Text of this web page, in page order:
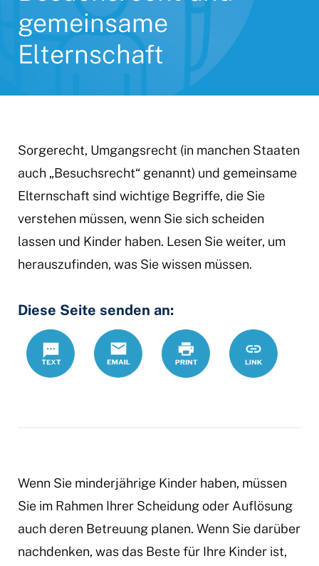
gemeinsame
Elternschaft
Sorgerecht, Umgangsrecht (in manchen Staaten
auch „Besuchsrecht“ genannt) und gemeinsame
Elternschaft sind wichtige Begriffe, die Sie
verstehen müssen, wenn Sie sich scheiden
lassen und Kinder haben. Lesen Sie weiter, um
herauszufinden, was Sie wissen müssen.
Diese Seite senden an:
Text
Email Print
https://
Link
Wenn Sie minderjährige Kinder haben, müssen
Sie im Rahmen Ihrer Scheidung oder Auflösung
auch deren Betreuung planen. Wenn Sie darüber
nachdenken, was das Beste für Ihre Kinder ist,